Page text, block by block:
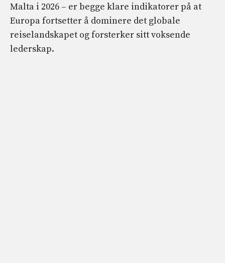
Malta i 2026 – er begge klare indikatorer på at
Europa fortsetter å dominere det globale
reiselandskapet og forsterker sitt voksende
lederskap.